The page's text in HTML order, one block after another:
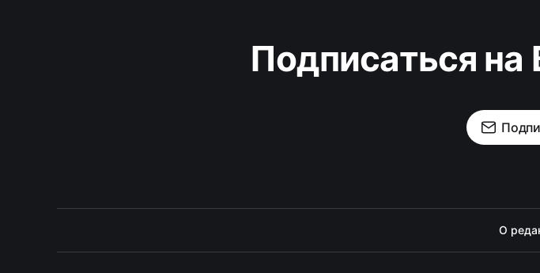
Подписаться
О